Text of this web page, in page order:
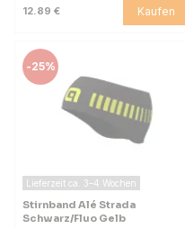
12.89 € Kaufen
-25%
Lieferzeit ca. 3–4 Wochen
Stirnband Alé Strada
Schwarz/Fluo Gelb